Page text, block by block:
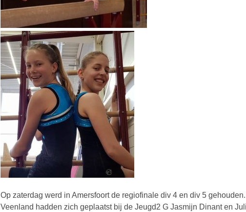
Op zaterdag werd in Amersfoort de regiofinale div 4 en div 5
Veenland hadden zich geplaatst bij de Jeugd2 G Jasmijn Dinant en